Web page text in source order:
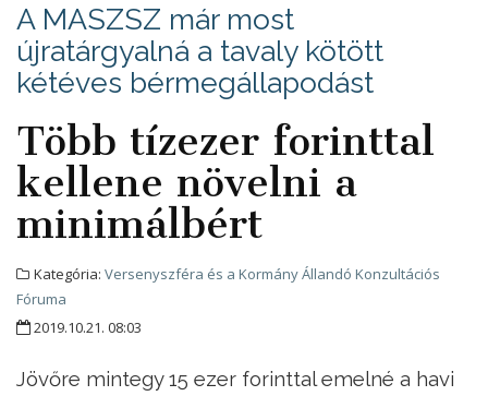
A MASZSZ már most
újratárgyalná a tavaly kötött
kétéves bérmegállapodást
Több tízezer forinttal
kellene növelni a
minimálbért
Kategória: Versenyszféra és a Kormány Állandó Konzultációs
Fóruma
2019.10.21. 08:03
Jövőre mintegy 15 ezer forinttal emelné a havi